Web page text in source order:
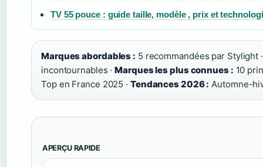
TV 55 pouce : guide taille, modèle , prix et
Marques abordables : 5 recommandées par Stylight
incontournables ·Marques les plus connues : 10
Top en France 2025 · Tendances 2026 : Automne-
APERÇU RAPIDE